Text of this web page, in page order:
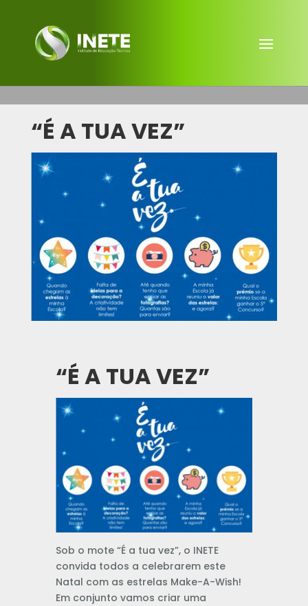
“É A TUA VEZ”
“É A TUA VEZ”
Sob o mote “É a tua vez”, o INETE
convida todos a celebrarem este
Natal com as estrelas Make-A-Wish!
Em conjunto vamos criar uma